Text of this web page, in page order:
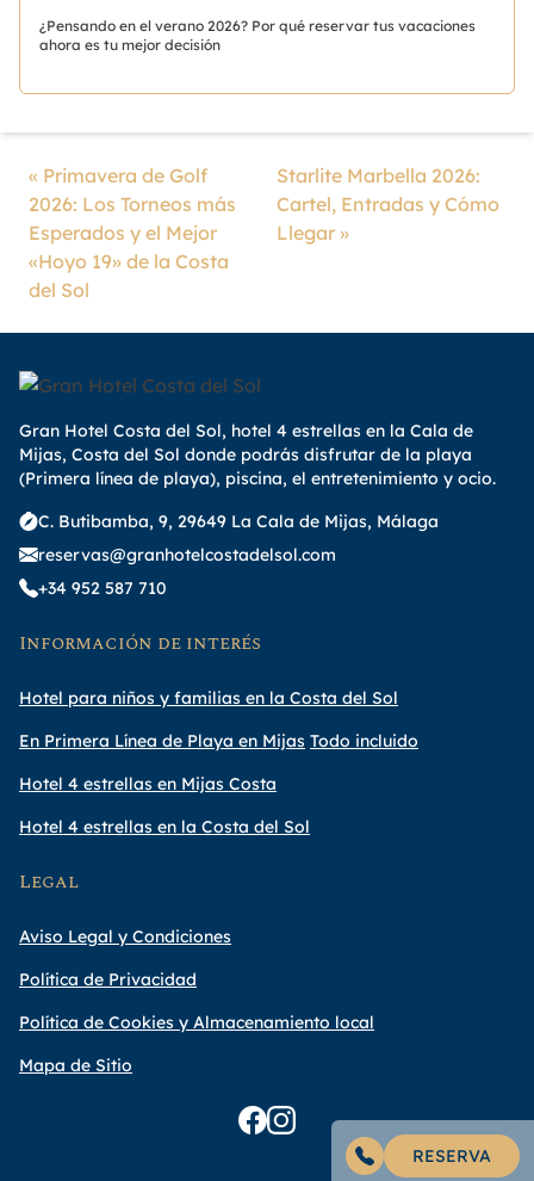
¿Pensando en el verano 2026? Por qué reservar tus vacaciones
ahora es tu mejor decisión
« Primavera de Golf
2026: Los Torneos más
Esperados y el Mejor
«Hoyo 19» de la Costa
del Sol
Starlite Marbella 2026:
Cartel, Entradas y Cómo
Llegar »
Gran Hotel Costa del Sol, hotel 4 estrellas en la Cala de
Mijas, Costa del Sol donde podrás disfrutar de la playa
(Primera línea de playa), piscina, el entretenimiento y ocio.
C. Butibamba, 9, 29649 La Cala de Mijas, Málaga
reservas@granhotelcostadelsol.com
+34 952 587 710
Información de interés
Hotel para niños y familias en la Costa del Sol
En Primera Línea de Playa en Mijas Todo incluido
Hotel 4 estrellas en Mijas Costa
Hotel 4 estrellas en la Costa del Sol
Legal
Aviso Legal y Condiciones
Política de Privacidad
Política de Cookies y Almacenamiento local
Mapa de Sitio
RESERVA